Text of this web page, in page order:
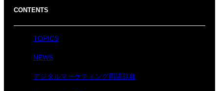
CONTENTS
TOPICS
NEWS
デジタルマーケティング用語辞典